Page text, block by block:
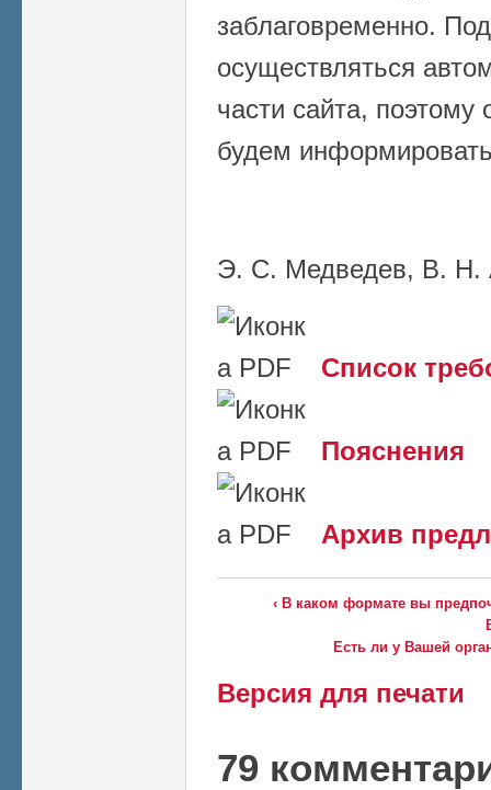
заблаговременно.
осуществляться
части сайта,
будем
Э. С. Медведев, В.
Список
Пояснения
Архив
‹ В каком формате вы
Есть ли у Вашей
Версия для печати
79